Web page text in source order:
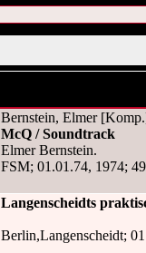
Bernstein, Elmer
McQ / Soundtrack
Elmer Bernstein.
FSM; 01.01.74, 1974;
Langenscheidts
Berlin,Langenscheidt;